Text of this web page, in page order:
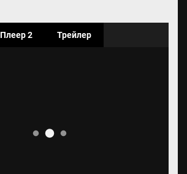
Плеер 2 Трейлер